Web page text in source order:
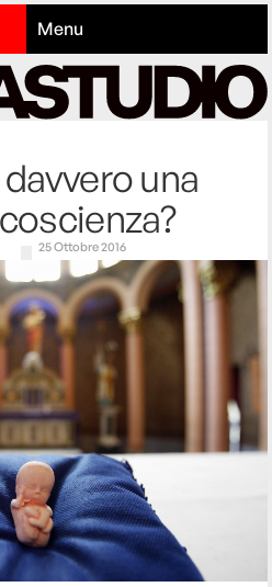
Menu
una
25 Ottobre 2016